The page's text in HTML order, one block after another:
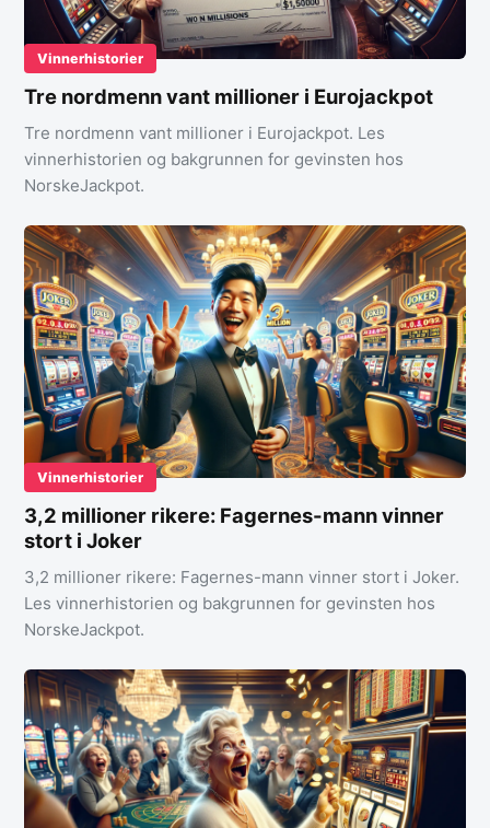
Vinnerhistorier
Tre nordmenn vant millioner i Eurojackpot
Tre nordmenn vant millioner i Eurojackpot. Les
vinnerhistorien og bakgrunnen for gevinsten hos
NorskeJackpot.
Vinnerhistorier
3,2 millioner rikere: Fagernes-mann vinner
stort i Joker
3,2 millioner rikere: Fagernes-mann vinner stort i Joker.
Les vinnerhistorien og bakgrunnen for gevinsten hos
NorskeJackpot.